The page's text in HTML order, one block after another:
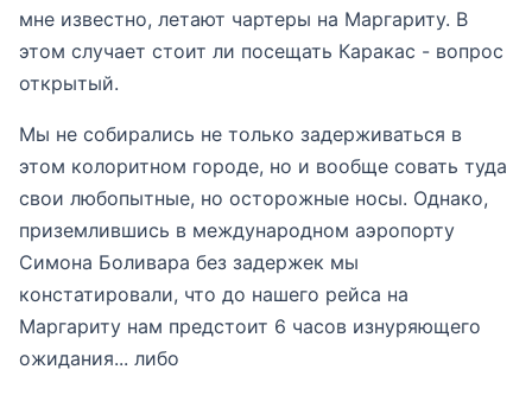
мне известно, летают чартеры на Маргариту. В
этом случает стоит ли посещать Каракас - вопрос
открытый.
Мы не собирались не только задерживаться в
этом колоритном городе, но и вообще совать туда
свои любопытные, но осторожные носы. Однако,
приземлившись в международном аэропорту
Симона Боливара без задержек мы
констатировали, что до нашего рейса на
Маргариту нам предстоит 6 часов изнуряющего
ожидания... либо